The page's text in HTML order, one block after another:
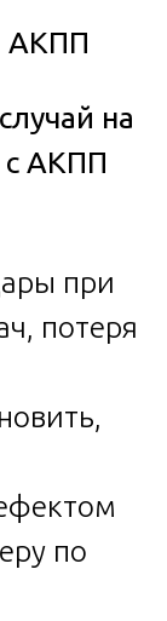
АКПП
на
с АКПП
при
потеря
по